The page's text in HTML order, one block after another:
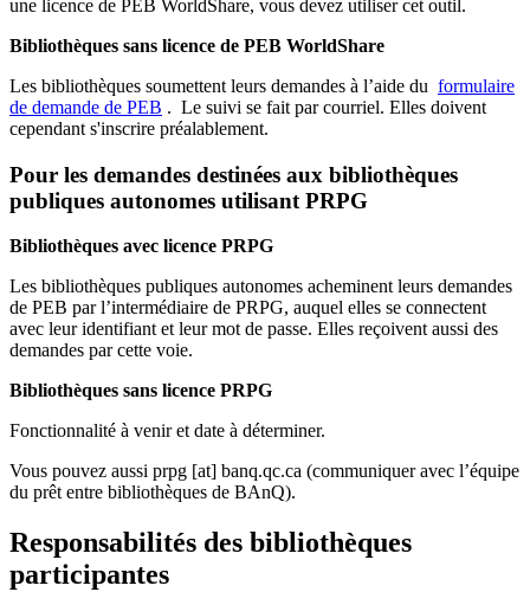
une licence de PEB WorldShare, vous devez utiliser cet outil.
Bibliothèques sans licence de PEB WorldShare
Les bibliothèques soumettent leurs demandes à l’aide du formulaire
de demande de PEB . Le suivi se fait par courriel. Elles doivent
cependant s'inscrire préalablement.
Pour les demandes destinées aux bibliothèques
publiques autonomes utilisant PRPG
Bibliothèques avec licence PRPG
Les bibliothèques publiques autonomes acheminent leurs demandes
de PEB par l’intermédiaire de PRPG, auquel elles se connectent
avec leur identifiant et leur mot de passe. Elles reçoivent aussi des
demandes par cette voie.
Bibliothèques sans licence PRPG
Fonctionnalité à venir et date à déterminer.
Vous pouvez aussi prpg [at] banq.qc.ca (communiquer avec l’équipe
du prêt entre bibliothèques de BAnQ).
Responsabilités des bibliothèques
participantes